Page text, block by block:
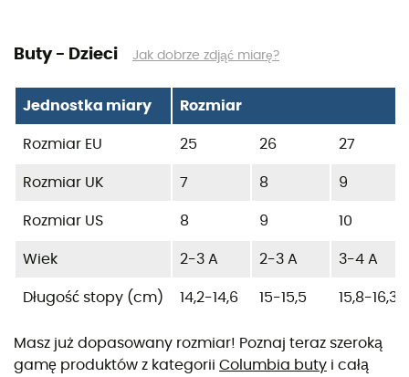
Buty - Dzieci Jak dobrze zdjąć miarę?
Jednostka miary Rozmiar
Rozmiar EU 25 26 27
Rozmiar UK 7 8 9
Rozmiar US 8 9 10
Wiek 2-3 A 2-3 A 3-4 A
Długość stopy (cm) 14,2-14,6 15-15,5 15,8-16,3
Masz już dopasowany rozmiar! Poznaj teraz szeroką
gamę produktów z kategorii Columbia buty i całą